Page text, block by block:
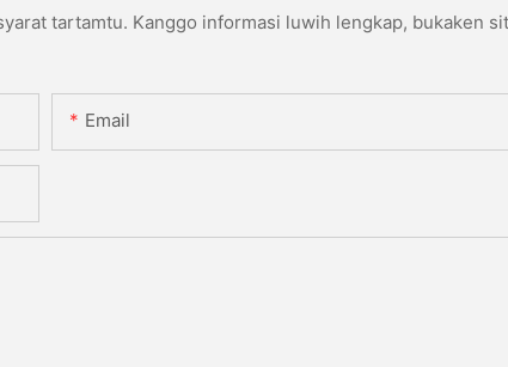
tartamtu. Kanggo informasi luwih lengkap, bukaken
Email